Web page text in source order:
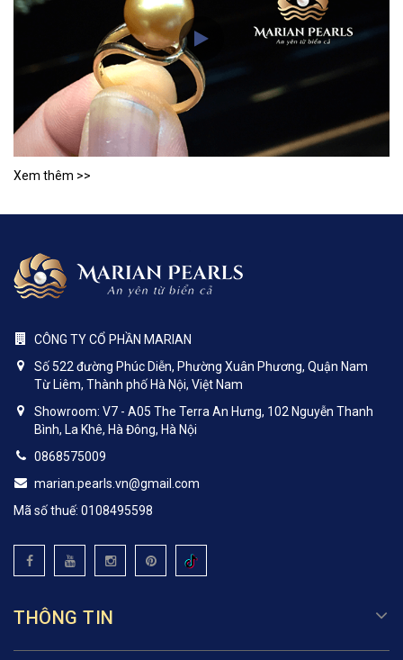
Xem thêm >>
CÔNG TY CỔ PHẦN MARIAN
Số 522 đường Phúc Diễn, Phường Xuân Phương, Quận Nam
Từ Liêm, Thành phố Hà Nội, Việt Nam
Showroom: V7 - A05 The Terra An Hưng, 102 Nguyễn Thanh
Bình, La Khê, Hà Đông, Hà Nội
0868575009
marian.pearls.vn@gmail.com
Mã số thuế: 0108495598
THÔNG TIN